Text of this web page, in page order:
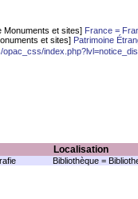
Monuments et sites] France =
et sites] Patrimoine
Localisation
Bibliothèque =